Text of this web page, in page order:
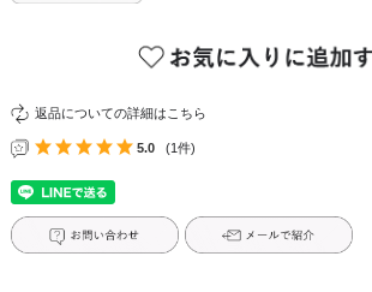
返品についての詳細はこちら
5.0 (1件)